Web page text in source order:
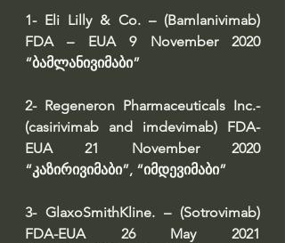
1- Eli Lilly & Co. – (Bamlanivimab)
FDA – EUA 9 November 2020
“ბამლანივიმაბი”
2- Regeneron Pharmaceuticals Inc.-
(casirivimab and imdevimab) FDA-
EUA 21 November 2020
“კაზირივიმაბი”, “იმდევიმაბი”
3- GlaxoSmithKline. – (Sotrovimab)
FDA-EUA 26 May 2021